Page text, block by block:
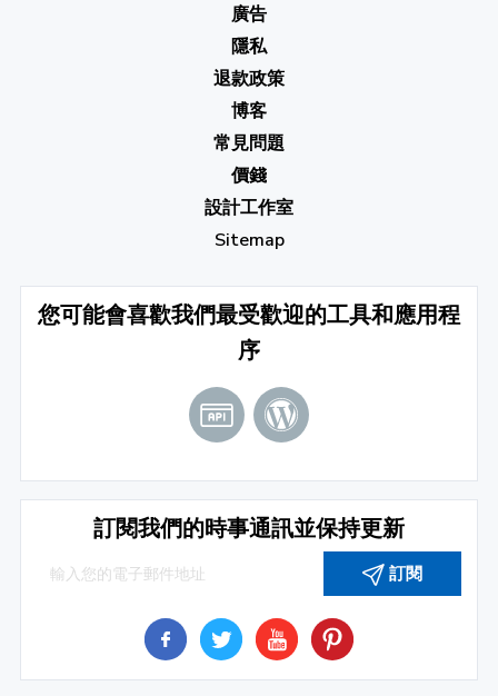
廣告
隱私
退款政策
博客
常見問題
價錢
設計工作室
Sitemap
您可能會喜歡我們最受歡迎的工具和應用程
序
訂閱我們的時事通訊並保持更新
訂閱